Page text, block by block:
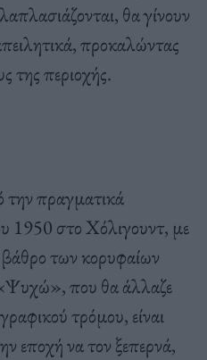
θα γίνουν
προκαλώντας
της περιοχής.
πραγματικά
1950 στο Χόλιγουντ, με
βάθρο των κορυφαίων
που θα άλλαζε
τρόμου, είναι
εποχή να τον ξεπερνά,